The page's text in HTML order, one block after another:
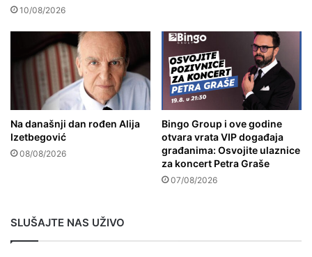
10/08/2026
Na današnji dan rođen Alija
Izetbegović
08/08/2026
Bingo Group i ove godine
otvara vrata VIP događaja
građanima: Osvojite ulaznice
za koncert Petra Graše
07/08/2026
SLUŠAJTE NAS UŽIVO